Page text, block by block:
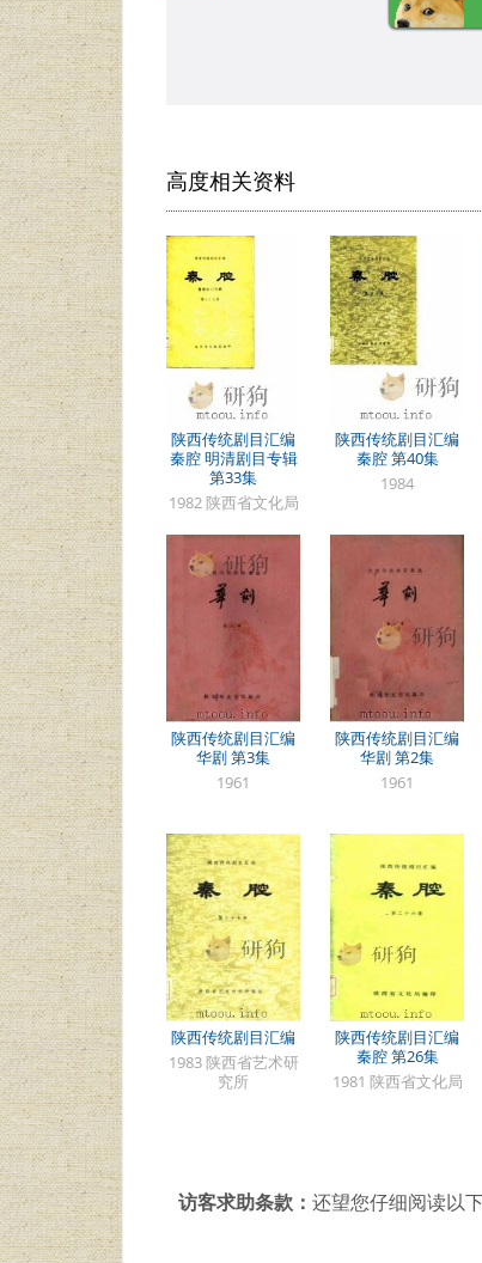
高度相关资料
陕西传统剧目汇编
秦腔 明清剧目专辑
第33集
1982 陕西省文化局
陕西传统剧目汇编
秦腔 第40集
1984
陕西传统剧目汇编
华剧 第3集
1961
陕西传统剧目汇编
华剧 第2集
1961
陕西传统剧目汇编
1983 陕西省艺术研
究所
陕西传统剧目汇编
秦腔 第26集
1981 陕西省文化局
访客求助条款： 还望您仔细阅读以